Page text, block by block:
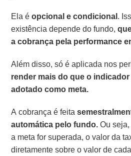
Ela éopcional e condicional.
existência depende do fundo,
a cobrança pela performance
Além disso, só é aplicada nos
render mais do que o
adotado como meta.
A cobrança é feita
automática pelo fundo.Ou
a meta for superada, o valor da
diretamente sobre o valor de